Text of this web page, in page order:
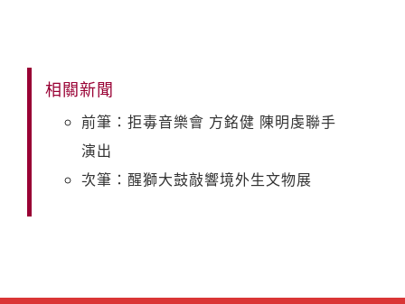
相關新聞
前筆：拒毒音樂會 方銘健 陳明虔聯手
演出
次筆：醒獅大鼓敲響境外生文物展